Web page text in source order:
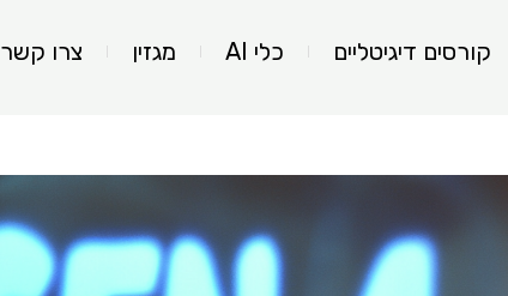
קורסים דיגיטליים כלי AI מגזין צרו קשר